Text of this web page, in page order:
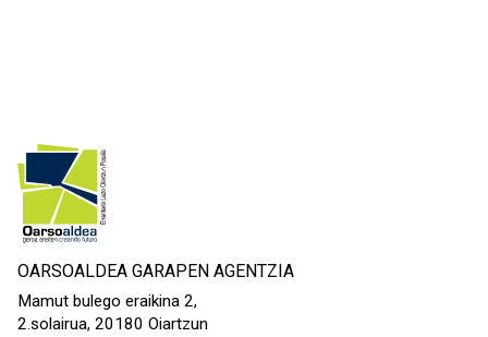
OARSOALDEA GARAPEN AGENTZIA
Mamut bulego eraikina 2,
2.solairua, 20180 Oiartzun